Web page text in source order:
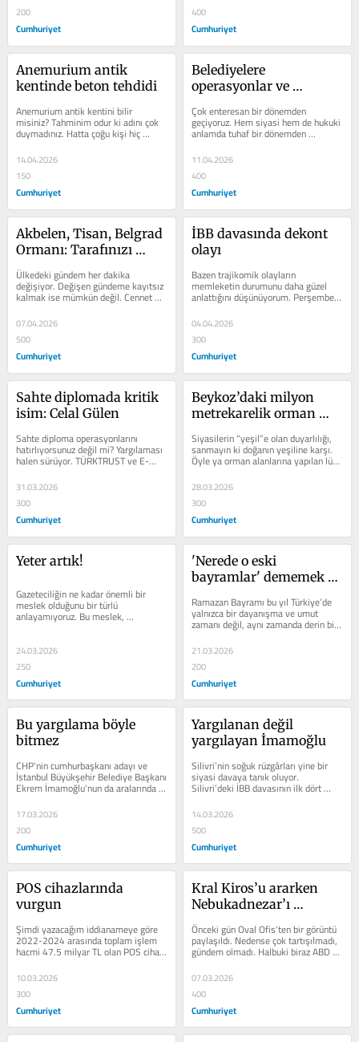
200
Cumhuriyet
400
Cumhuriyet
Anemurium antik
kentinde beton tehdidi
Anemurium antik kentini bilir
misiniz? Tahminim odur ki adını çok
duymadınız. Hatta çoğu kişi hiç
duymamış olabilir. Ağustos
2024’te...
14.04.2026
150
Cumhuriyet
Belediyelere
operasyonlar ve
Çok enteresan bir dönemden
geçiyoruz. Hem siyasi hem de hukuki
anlamda tuhaf bir dönemden
ben bizzat...
11.04.2026
400
Cumhuriyet
Akbelen, Tisan, Belgrad
Ormanı: Tarafınızı
seçin
Ülkedeki gündem her dakika
değişiyor. Değişen gündeme kayıtsız
kalmak ise mümkün değil. Cennet
gibi koyların betonlaştığı, kamu...
07.04.2026
500
Cumhuriyet
İBB davasında dekont
olayı
Bazen trajikomik olayların
memleketin durumunu daha güzel
anlattığını düşünüyorum. Perşembe
günü İBB davasının 15. duruşması...
04.04.2026
300
Cumhuriyet
Sahte diplomada kritik
isim: Celal Gülen
Sahte diploma operasyonlarını
hatırlıyorsunuz değil mi? Yargılaması
halen sürüyor. TÜRKTRUST ve E-
İMZATR isimli elektronik sertifika
hizmet...
31.03.2026
300
Cumhuriyet
Beykoz’daki milyon
metrekarelik orman
Siyasilerin “yeşil”e olan duyarlılığı,
sanmayın ki doğanın yeşiline karşı.
Öyle ya orman alanlarına yapılan lüks
konutların...
28.03.2026
300
Cumhuriyet
Yeter artık!
Gazeteciliğin ne kadar önemli bir
meslek olduğunu bir türlü
anlayamıyoruz. Bu meslek,
iktidarların hoşuna gidenleri değil,
24.03.2026
250
Cumhuriyet
'Nerede o eski
bayramlar' dememek
Ramazan Bayramı bu yıl Türkiye’de
yalnızca bir dayanışma ve umut
zamanı değil, aynı zamanda derin bir
sorgulama ve yüzleşme eşiği...
21.03.2026
200
Cumhuriyet
Bu yargılama böyle
bitmez
CHP’nin cumhurbaşkanı adayı ve
İstanbul Büyükşehir Belediye Başkanı
Ekrem İmamoğlu’nun da aralarında
bulunduğu, 107’si tutuklu,...
17.03.2026
200
Cumhuriyet
Yargılanan değil
yargılayan İmamoğlu
Silivri’nin soğuk rüzgârları yine bir
siyasi davaya tanık oluyor.
Silivri’deki İBB davasının ilk dört
14.03.2026
500
Cumhuriyet
POS cihazlarında
vurgun
Şimdi yazacağım iddianameye göre
2022-2024 arasında toplam işlem
hacmi 47.5 milyar TL olan POS cihazı
vurgunu var. POS cihazı ile nasıl...
10.03.2026
300
Cumhuriyet
Kral Kiros’u ararken
Nebukadnezar’ı
Önceki gün Oval Ofis’ten bir görüntü
paylaşıldı. Nedense çok tartışılmadı,
gündem olmadı. Halbuki biraz ABD
tarihini, siyasal...
07.03.2026
400
Cumhuriyet